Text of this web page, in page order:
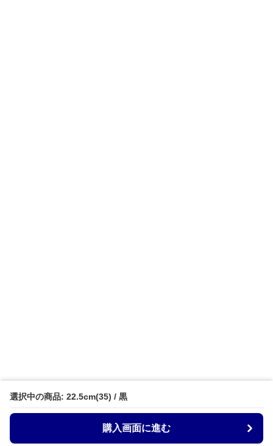
選択中の商品: 22.5cm(35) / 黒
購入画面に進む